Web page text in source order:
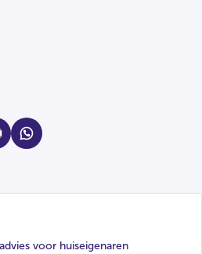
whatsapp
voor huiseigenaren